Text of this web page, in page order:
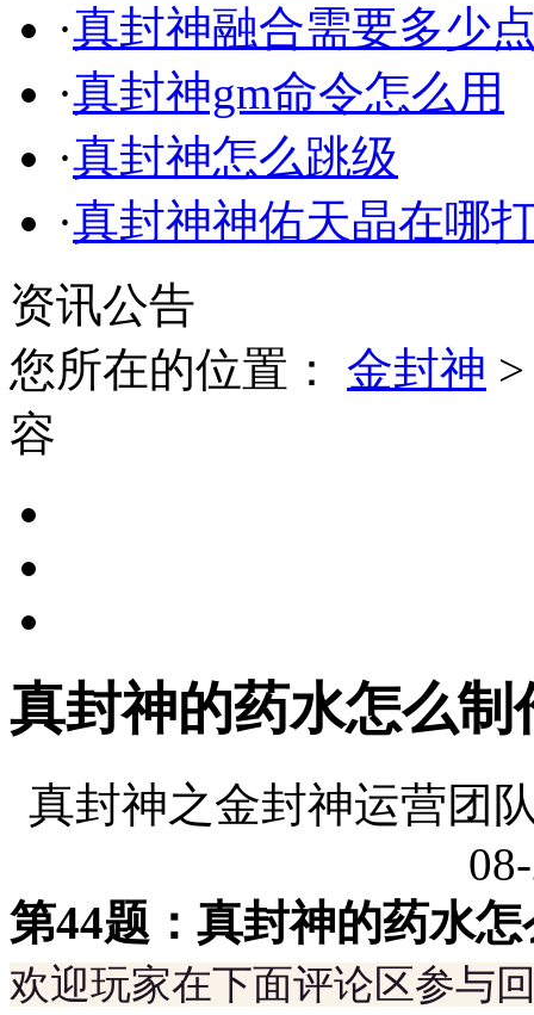
·真封神融合需要多少
·真封神gm命令怎么用
·真封神怎么跳级
·真封神神佑天晶在哪
资讯公告
您所在的位置： 金封神
容
真封神的药水怎么制
真封神之金封神运营团
第44题：真封神的药水
欢迎玩家在下面评论区参与